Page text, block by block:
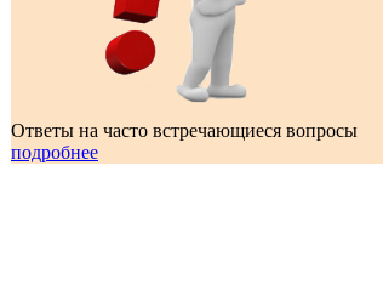
Ответы на часто встречающиеся вопросы
подробнее